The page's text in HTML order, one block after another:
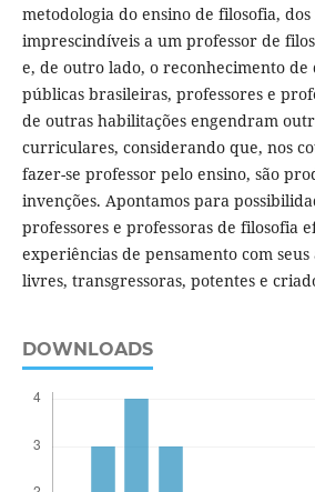
metodologia do ensino de filosofia,
imprescindíveis a um professor de
e, de outro lado, o reconhecimento de
públicas brasileiras, professores e
de outras habilitações engendram
curriculares, considerando que, nos
fazer-se professor pelo ensino, são
invenções. Apontamos para
professores e professoras de filosofia
experiências de pensamento com
livres, transgressoras, potentes e
DOWNLOADS